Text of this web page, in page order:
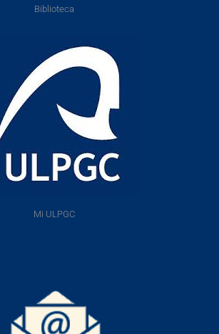
Biblioteca
Mi ULPGC